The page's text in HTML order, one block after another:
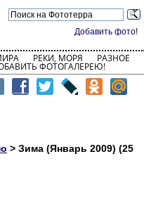
Добавить фото!
РЕКИ, МОРЯ РАЗНОЕ
ФОТОГАЛЕРЕЮ!
> Зима (Январь 2009) (25